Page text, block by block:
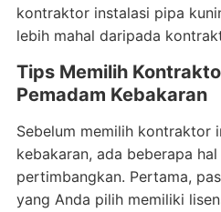
kontraktor instalasi pipa
lebih mahal daripada
Tips Memilih
Pemadam Kebakaran
Sebelum memilih kontraktor
kebakaran, ada beberapa
pertimbangkan. Pertama,
yang Anda pilih memiliki